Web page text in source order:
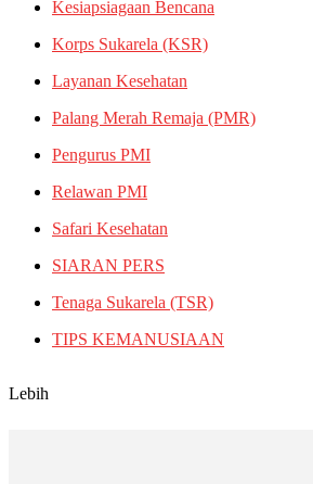
Kesiapsiagaan Bencana
Korps Sukarela (KSR)
Layanan Kesehatan
Palang Merah Remaja (PMR)
Pengurus PMI
Relawan PMI
Safari Kesehatan
SIARAN PERS
Tenaga Sukarela (TSR)
TIPS KEMANUSIAAN
Lebih